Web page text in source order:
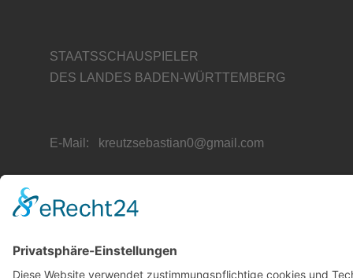
STAATSSCHAUSPIELER
DES LANDES BADEN-WÜRTTEMBERG
E-Mail: kreutzsebastian0@gmail.com
© 2026 SEBASTIAN KREUTZ